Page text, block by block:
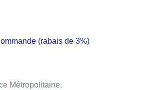
(rabais de 3%)
Métropolitaine.